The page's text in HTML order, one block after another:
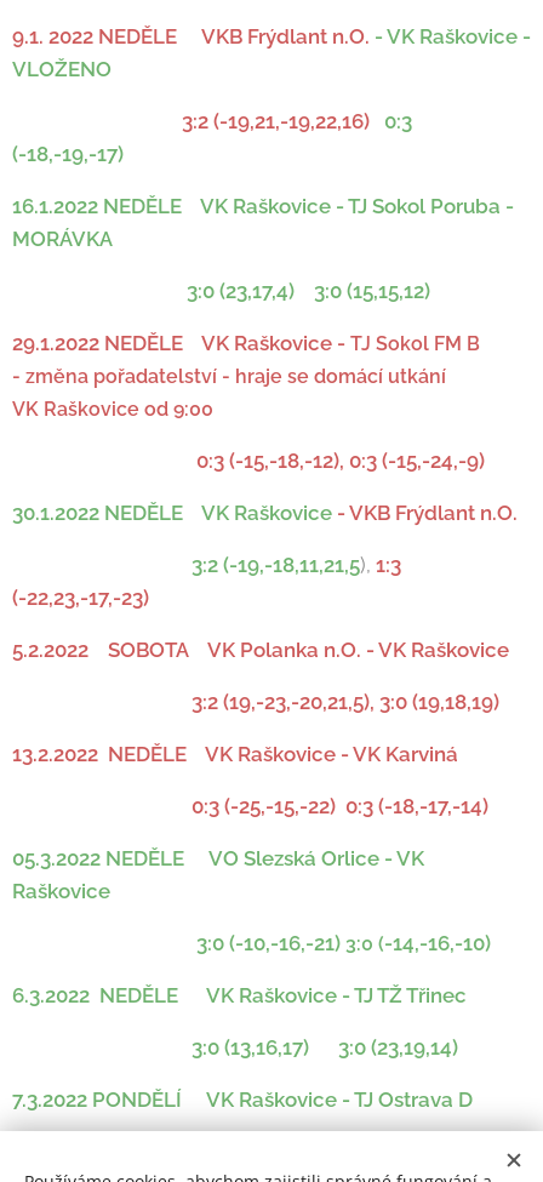
9.1. 2022 NEDĚLE VKB Frýdlant n.O. - VK Raškovice -
VLOŽENO
3:2 (-19,21,-19,22,16)
0:3
(-18,-19,-17)
16.1.2022 NEDĚLE VK Raškovice - TJ Sokol Poruba -
MORÁVKA
3:0 (23,17,4) 3:0 (15,15,12)
29.1.2022 NEDĚLE VK Raškovice - TJ Sokol FM B
- změna pořadatelství - hraje se domácí utkání
VK Raškovice od 9:00
0:3 (-15,-18,-12), 0:3 (-15,-24,-9)
30.1.2022 NEDĚLE VK Raškovice - VKB Frýdlant n.O.
3:2 (-19,-18,11,21,5), 1:3
(-22,23,-17,-23)
5.2.2022 SOBOTA VK Polanka n.O. - VK Raškovice
3:2 (19,-23,-20,21,5), 3:0 (19,18,19)
13.2.2022 NEDĚLE VK Raškovice - VK Karviná
0:3 (-25,-15,-22) 0:3 (-18,-17,-14)
05.3.2022 NEDĚLE VO Slezská Orlice - VK
Raškovice
3:0 (-10,-16,-21) 3:0 (-14,-16,-10)
6.3.2022 NEDĚLE VK Raškovice - TJ TŽ Třinec
3:0 (13,16,17) 3:0 (23,19,14)
7.3.2022 PONDĚLÍ VK Raškovice - TJ Ostrava D